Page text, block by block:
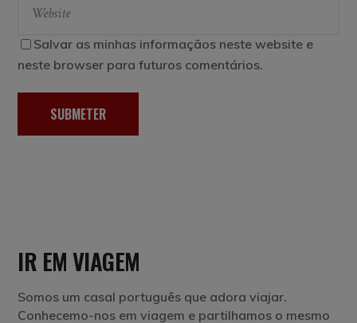
Salvar as minhas informaçãos neste website e
neste browser para futuros comentários.
SUBMETER
IR EM VIAGEM
Somos um casal português que adora viajar.
Conhecemo-nos em viagem e partilhamos o mesmo